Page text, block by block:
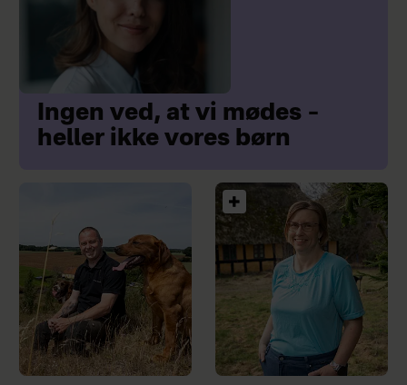
Ingen ved, at vi mødes –
heller ikke vores børn